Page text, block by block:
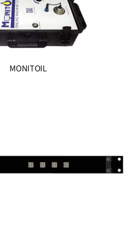
MONITOIL